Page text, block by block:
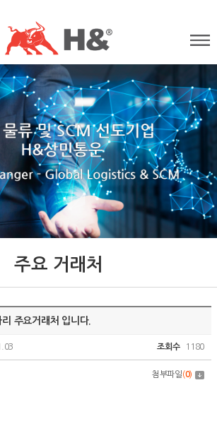
주요 거래처
주요거래처 입니다.
조회수 1180
첨부파일(0)